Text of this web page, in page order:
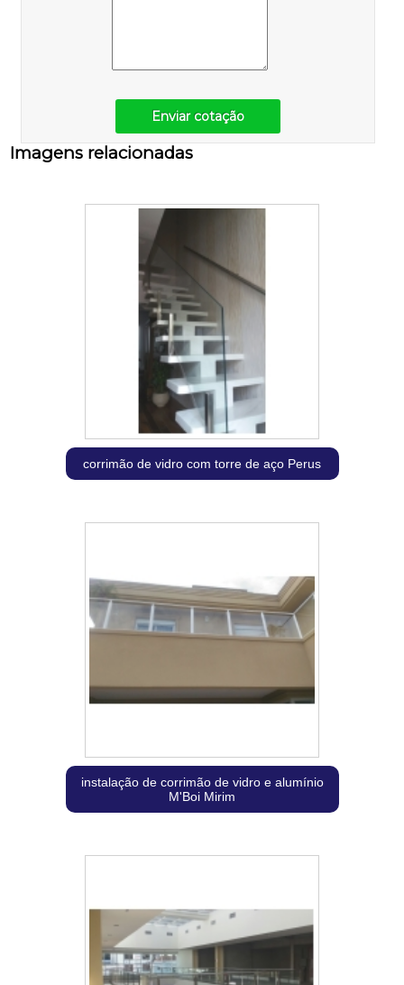
Enviar cotação
Imagens relacionadas
corrimão de vidro com torre de aço Perus
instalação de corrimão de vidro e alumínio
M'Boi Mirim